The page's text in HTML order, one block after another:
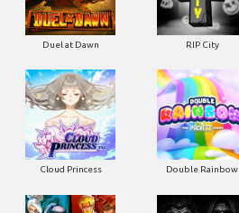
Duel at Dawn RIP City
Cloud Princess Double Rainbow